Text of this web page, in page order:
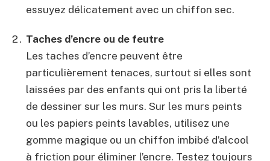
essuyez délicatement avec un chiffon sec.
Taches d’encre ou de feutre
Les taches d’encre peuvent être
particulièrement tenaces, surtout si elles sont
laissées par des enfants qui ont pris la liberté
de dessiner sur les murs. Sur les murs peints
ou les papiers peints lavables, utilisez une
gomme magique ou un chiffon imbibé d’alcool
à friction pour éliminer l’encre. Testez toujours